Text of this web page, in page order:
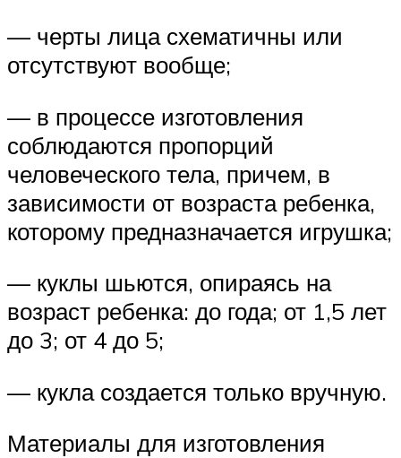
— черты лица схематичны или
отсутствуют вообще;
— в процессе изготовления
соблюдаются пропорций
человеческого тела, причем, в
зависимости от возраста ребенка,
которому предназначается игрушка;
— куклы шьются, опираясь на
возраст ребенка: до года; от 1,5 лет
до 3; от 4 до 5;
— кукла создается только вручную.
Материалы для изготовления